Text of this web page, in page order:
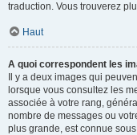
traduction. Vous trouverez
Haut
A quoi correspondent les
Il y a deux images qui
lorsque vous consultez les
associée à votre rang,
nombre de messages ou
plus grande, est connue